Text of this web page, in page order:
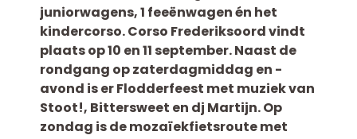
juniorwagens, 1 feeënwagen én het
kindercorso. Corso Frederiksoord vindt
plaats op 10 en 11 september. Naast de
rondgang op zaterdagmiddag en -
avond is er Flodderfeest met muziek van
Stoot!, Bittersweet en dj Martijn. Op
zondag is de mozaïekfietsroute met